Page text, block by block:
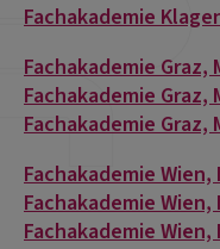
Fachakademie
Fachakademie Graz,
Fachakademie Graz,
Fachakademie Graz,
Fachakademie Wien,
Fachakademie Wien,
Fachakademie Wien,